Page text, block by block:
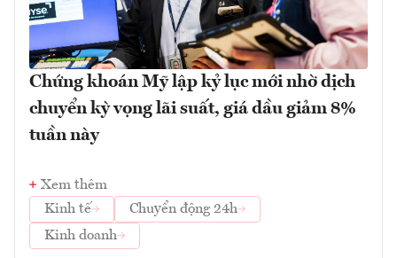
Chứng khoán Mỹ lập kỷ lục mới nhờ dịch
chuyển kỳ vọng lãi suất, giá dầu giảm 8%
tuần này
Xem thêm
Kinh tế
Chuyển động 24h
Kinh doanh